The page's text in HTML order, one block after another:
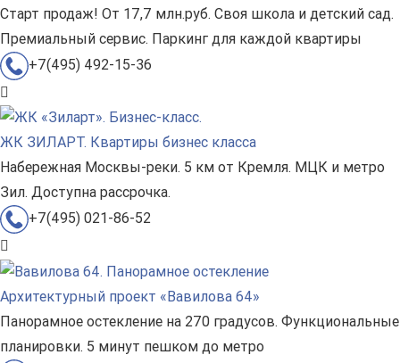
Старт продаж! От 17,7 млн.руб. Своя школа и детский сад.
Премиальный сервис. Паркинг для каждой квартиры
+7(495) 492-15-36
ЖК ЗИЛАРТ. Квартиры бизнес класса
Набережная Москвы-реки. 5 км от Кремля. МЦК и метро
Зил. Доступна рассрочка.
+7(495) 021-86-52
Архитектурный проект «Вавилова 64»
Панорамное остекление на 270 градусов. Функциональные
планировки. 5 минут пешком до метро